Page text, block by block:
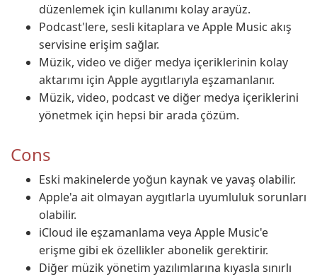
düzenlemek için kullanımı kolay arayüz.
Podcast'lere, sesli kitaplara ve Apple Music akış
servisine erişim sağlar.
Müzik, video ve diğer medya içeriklerinin kolay
aktarımı için Apple aygıtlarıyla eşzamanlanır.
Müzik, video, podcast ve diğer medya içeriklerini
yönetmek için hepsi bir arada çözüm.
Cons
Eski makinelerde yoğun kaynak ve yavaş olabilir.
Apple'a ait olmayan aygıtlarla uyumluluk sorunları
olabilir.
iCloud ile eşzamanlama veya Apple Music'e
erişme gibi ek özellikler abonelik gerektirir.
Diğer müzik yönetim yazılımlarına kıyasla sınırlı